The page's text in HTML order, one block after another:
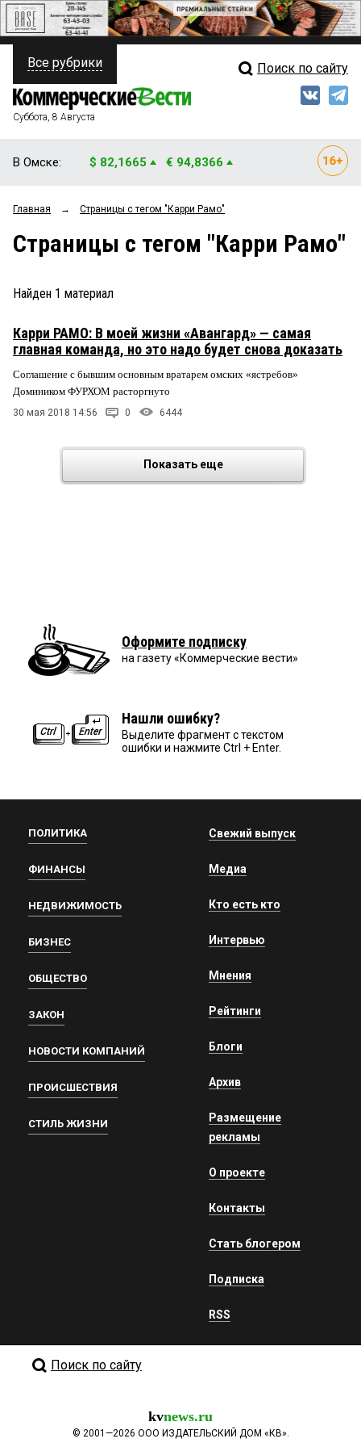
ПОЛИТИКА
ФИНАНСЫ
ОБЩЕСТВО
ЗАКОН
НОВОСТИ КОМПАНИЙ
СТИЛЬ ЖИЗНИ
Свежий выпуск
Мнения
Рейтинги
Все рубрики Поиск по сайту
Суббота, 8 Августа
В Омске: $ 82,1665 € 94,8366
Главная → Страницы c тегом "Карри Рамо"
Страницы c тегом "Карри Рамо"
Найден 1 материал
Карри РАМО: В моей жизни «Авангард» — самая
главная команда, но это надо будет снова доказать
Соглашение с бывшим основным вратарем омских «ястребов»
Домиником ФУРХОМ расторгнуто
30 мая 2018 14:56 0 6444
Показать еще
Оформите подписку
на газету «Коммерческие вести»
Нашли ошибку?
Выделите фрагмент с текстом
ошибки и нажмите Ctrl + Enter.
ПОЛИТИКА
ФИНАНСЫ
НЕДВИЖИМОСТЬ
БИЗНЕС
ОБЩЕСТВО
ЗАКОН
НОВОСТИ КОМПАНИЙ
ПРОИСШЕСТВИЯ
СТИЛЬ ЖИЗНИ
Свежий выпуск
Медиа
Кто есть кто
Интервью
Мнения
Рейтинги
Блоги
Архив
Размещение
рекламы
О проекте
Контакты
Стать блогером
Подписка
RSS
Поиск по сайту
kvnews.ru
© 2001—2026 ООО ИЗДАТЕЛЬСКИЙ ДОМ «КВ».